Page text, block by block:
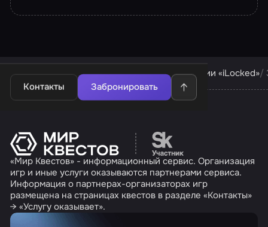
Контакты Забронировать
Квесты в Санкт-Петербурге Квесты компании «iLocked»
Перейти на сайт
«Мир Квестов» - информационный сервис. Организация
игр и иные услуги оказываются партнерами сервиса.
Информация о партнерах-организаторах игр
размещена на страницах квестов в разделе «Контакты»
→ «Услугу оказывает».